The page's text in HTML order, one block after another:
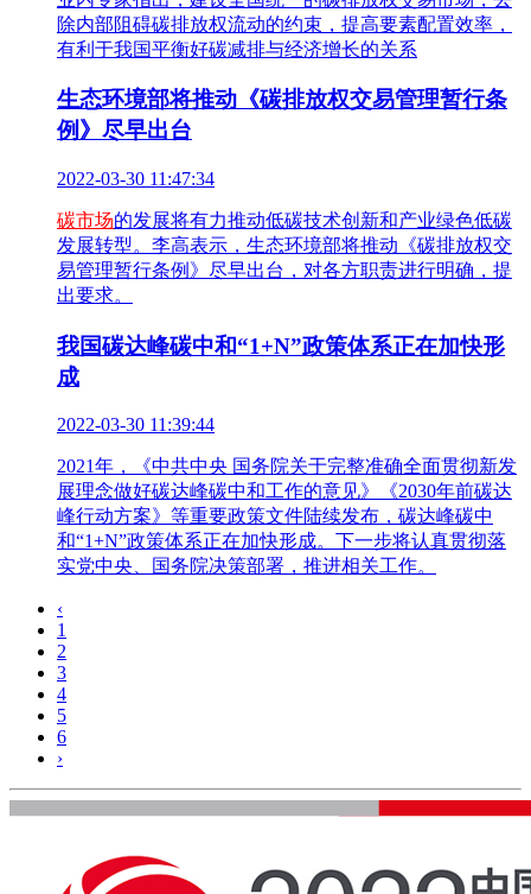
除内部阻碍碳排放权流动的约束，提高要素配置效率，
有利于我国平衡好碳减排与经济增长的关系
生态环境部将推动《碳排放权交易管理暂行条
例》尽早出台
2022-03-30 11:47:34
碳市场的发展将有力推动低碳技术创新和产业绿色低碳
发展转型。李高表示，生态环境部将推动《碳排放权交
易管理暂行条例》尽早出台，对各方职责进行明确，提
出要求。
我国碳达峰碳中和“1+N”政策体系正在加快形
成
2022-03-30 11:39:44
2021年，《中共中央 国务院关于完整准确全面贯彻新发
展理念做好碳达峰碳中和工作的意见》《2030年前碳达
峰行动方案》等重要政策文件陆续发布，碳达峰碳中
和“1+N”政策体系正在加快形成。下一步将认真贯彻落
实党中央、国务院决策部署，推进相关工作。
‹
1
2
3
4
5
6
›